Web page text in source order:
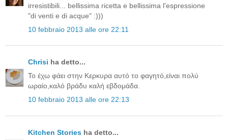
irresistibili... bellissima ricetta e bellissima l'espressione
"di venti e di acque" :)))
10 febbraio 2013 alle ore 22:11
Chrisi ha detto...
Το έχω φάει στην Κερκυρα αυτό το φαγητό,είναι πολύ
ωραίο,καλό βράδυ καλή εβδομάδα.
10 febbraio 2013 alle ore 22:13
Kitchen Stories ha detto...